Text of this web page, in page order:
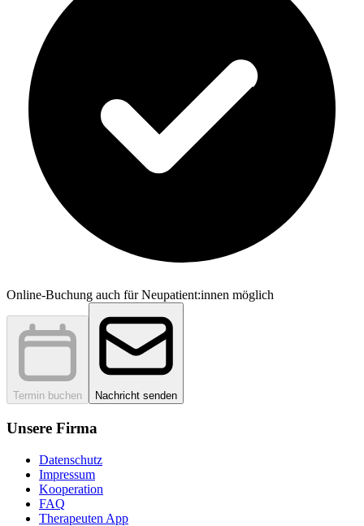
Online-Buchung auch für Neupatient:innen möglich
Termin buchen Nachricht senden
Unsere Firma
Datenschutz
Impressum
Kooperation
FAQ
Therapeuten App